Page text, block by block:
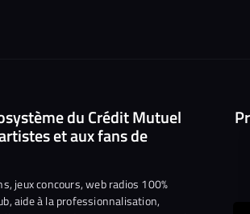
du Crédit Mutuel
et aux fans de
jeux concours, web radios 100%
aide à la professionnalisation,